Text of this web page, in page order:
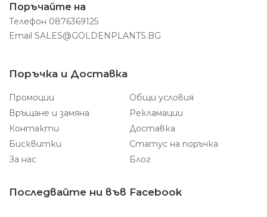
Поръчайте на
Телефон 0876369125
Email SALES@GOLDENPLANTS.BG
Поръчка и Доставка
Промоции
Общи условия
Връщане и замяна
Рекламации
Контакти
Доставка
Бисквитки
Статус на поръчка
За нас
Блог
Последвайте ни във Facebook